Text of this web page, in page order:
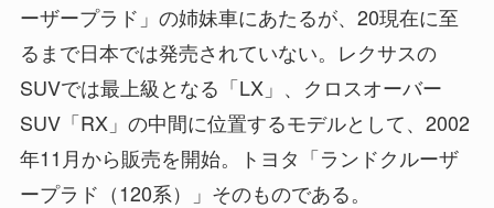
ーザープラド」の姉妹車にあたるが、20現在に至
るまで日本では発売されていない。レクサスの
SUVでは最上級となる「LX」、クロスオーバー
SUV「RX」の中間に位置するモデルとして、2002
年11月から販売を開始。トヨタ「ランドクルーザ
ープラド（120系）」そのものである。